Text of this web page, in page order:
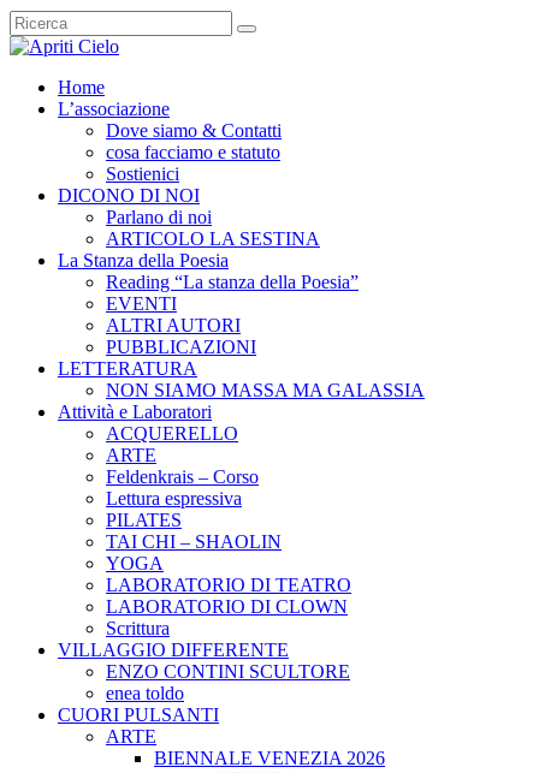
Home
L’associazione
Dove siamo & Contatti
cosa facciamo e statuto
Sostienici
DICONO DI NOI
Parlano di noi
ARTICOLO LA SESTINA
La Stanza della Poesia
Reading “La stanza della Poesia”
EVENTI
ALTRI AUTORI
PUBBLICAZIONI
LETTERATURA
NON SIAMO MASSA MA GALASSIA
Attività e Laboratori
ACQUERELLO
ARTE
Feldenkrais – Corso
Lettura espressiva
PILATES
TAI CHI – SHAOLIN
YOGA
LABORATORIO DI TEATRO
LABORATORIO DI CLOWN
Scrittura
VILLAGGIO DIFFERENTE
ENZO CONTINI SCULTORE
enea toldo
CUORI PULSANTI
ARTE
BIENNALE VENEZIA 2026